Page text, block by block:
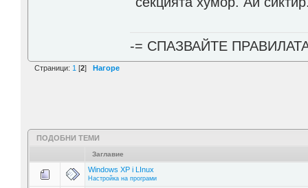
-= СПАЗВАЙТЕ
Страници: 1 [2] Нагоре
ПОДОБНИ ТЕМИ
Заглавие
Windows XP i LInux
Настройка на програми